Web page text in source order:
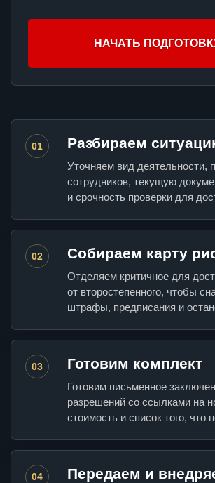
НАЧАТЬ
01 Разбираем
Уточняем вид деятельности,
сотрудников, текущую
и срочность проверки для
02 Собираем карту
Отделяем критичное для
от второстепенного, чтобы
штрафы, предписания и
03 Готовим комплект
Готовим письменное
разрешений со ссылками на
стоимость и список того, что
04 Передаем и